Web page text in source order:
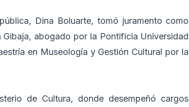
Dina Boluarte, tomó juramento como
abogado por la Pontificia Universidad
en Museología y Gestión Cultural por la
de Cultura, donde desempeñó cargos